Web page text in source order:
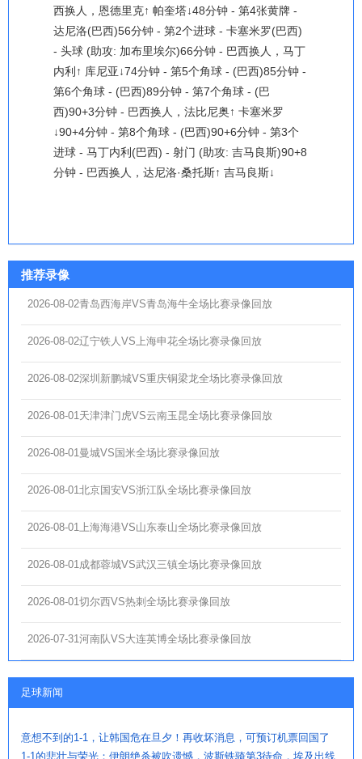
西换人，恩德里克↑ 帕奎塔↓48分钟 - 第4张黄牌 -
达尼洛(巴西)56分钟 - 第2个进球 - 卡塞米罗(巴西)
- 头球 (助攻: 加布里埃尔)66分钟 - 巴西换人，马丁
内利↑ 库尼亚↓74分钟 - 第5个角球 - (巴西)85分钟 -
第6个角球 - (巴西)89分钟 - 第7个角球 - (巴
西)90+3分钟 - 巴西换人，法比尼奥↑ 卡塞米罗
↓90+4分钟 - 第8个角球 - (巴西)90+6分钟 - 第3个
进球 - 马丁内利(巴西) - 射门 (助攻: 吉马良斯)90+8
分钟 - 巴西换人，达尼洛·桑托斯↑ 吉马良斯↓
推荐录像
2026-08-02青岛西海岸VS青岛海牛全场比赛录像回放
2026-08-02辽宁铁人VS上海申花全场比赛录像回放
2026-08-02深圳新鹏城VS重庆铜梁龙全场比赛录像回放
2026-08-01天津津门虎VS云南玉昆全场比赛录像回放
2026-08-01曼城VS国米全场比赛录像回放
2026-08-01北京国安VS浙江队全场比赛录像回放
2026-08-01上海海港VS山东泰山全场比赛录像回放
2026-08-01成都蓉城VS武汉三镇全场比赛录像回放
2026-08-01切尔西VS热刺全场比赛录像回放
2026-07-31河南队VS大连英博全场比赛录像回放
足球新闻
意想不到的1-1，让韩国危在旦夕！再收坏消息，可预订机票回国了
1-1的悲壮与荣光：伊朗绝杀被吹遗憾，波斯铁骑第3待命，埃及出线